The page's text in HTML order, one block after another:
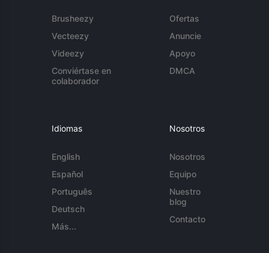
Brusheezy
Vecteezy
Videezy
Conviértase en
colaborador
Ofertas
Anuncie
Apoyo
DMCA
Idiomas
English
Español
Português
Deutsch
Más...
Nosotros
Nosotros
Equipo
Nuestro
blog
Contacto